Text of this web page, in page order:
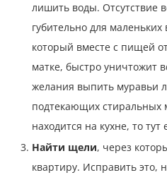
лишить воды. Отсутствие
губительно для
который вместе с пищей
матке, быстро уничтожит
желания выпить муравьи
подтекающих стиральных
находится на кухне, то
Найти щели, через
квартиру. Исправить это,